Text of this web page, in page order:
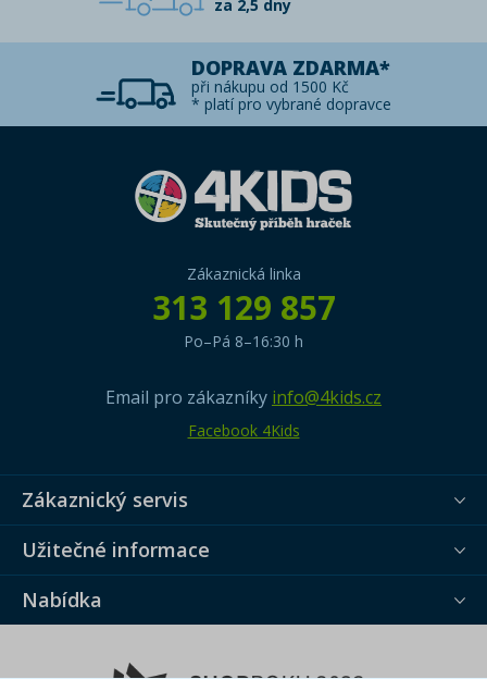
za 2,5 dny
DOPRAVA ZDARMA*
při nákupu od 1500 Kč
* platí pro vybrané dopravce
Zákaznická linka
313 129 857
Po–Pá 8–16:30 h
Email pro zákazníky info@4kids.cz
Facebook 4Kids
Zákaznický servis
Užitečné informace
Nabídka